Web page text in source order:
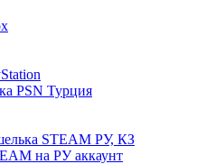
PSN Турция
STEAM РУ, КЗ
на РУ аккаунт